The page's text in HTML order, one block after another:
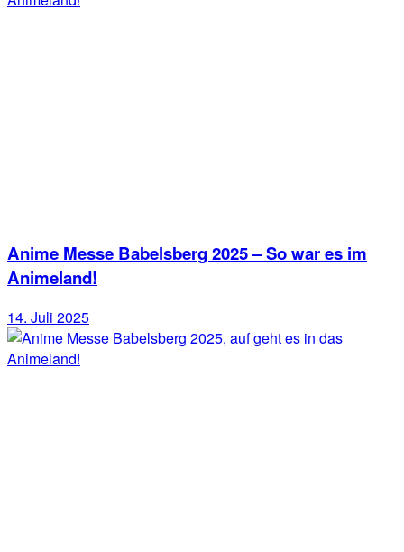
Anime Messe Babelsberg 2025 – So war es im
Animeland!
14. Juli 2025